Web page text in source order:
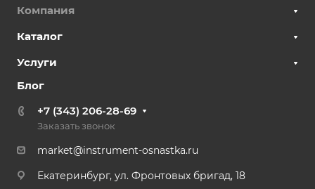
Компания
Каталог
Услуги
Блог
+7 (343) 206-28-69
Заказать звонок
market@instrument-osnastka.ru
Екатеринбург, ул. Фронтовых бригад, 18